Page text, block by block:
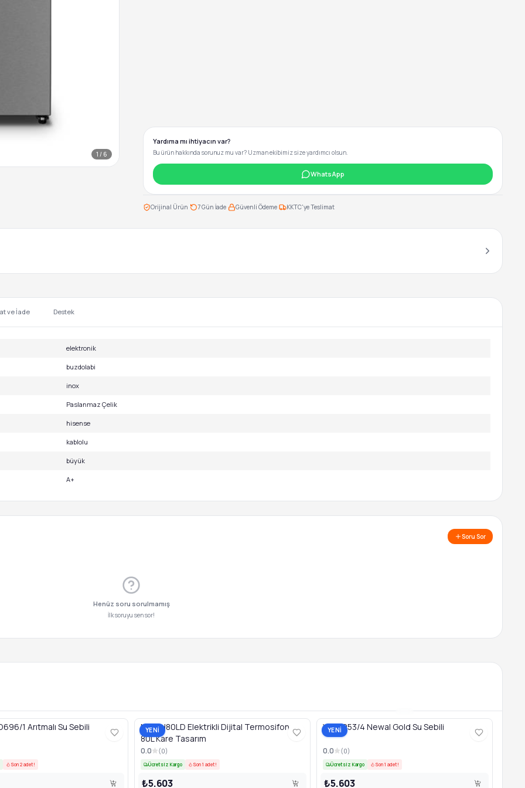
1 / 6
Yardıma mı ihtiyacın var?
Bu ürün hakkında sorunuz mu var? Uzman ekibimiz size yardımcı olsun.
WhatsApp
Orijinal Ürün 7 Gün İade Güvenli Ödeme KKTC'ye Teslimat
ve İade Destek
elektronik
buzdolabi
inox
Paslanmaz Çelik
hisense
kablolu
büyük
A+
Soru Sor
Henüz soru sorulmamış
İlk soruyu sen sor!
1 Arıtmalı Su Sebili
Son 2 adet!
YENİ
MBWH80LD Elektrikli Dijital Termosifon
80L Kare Tasarım
0.0 (0)
Ücretsiz Kargo Son 1 adet!
₺5.603
YENİ
WTD053/4 Newal Gold Su Sebili
0.0 (0)
Ücretsiz Kargo Son 1 adet!
₺5.603